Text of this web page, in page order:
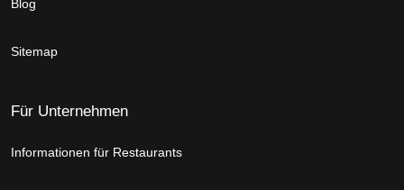
Blog
Sitemap
Für Unternehmen
Informationen für Restaurants